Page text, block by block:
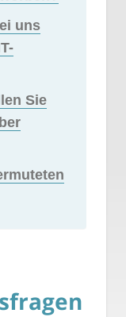
uns
Sie